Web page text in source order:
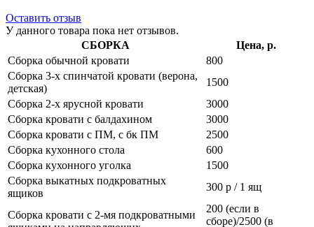
Оставить отзыв
У данного товара пока нет отзывов.
СБОРКА
Цена, р.
Сборка обычной кровати
800
Сборка 3-х спинчатой кровати (верона,
детская)
1500
Сборка 2-х ярусной кровати
3000
Сборка кровати с балдахином
3000
Сборка кровати с ПМ, с бк ПМ
2500
Сборка кухонного стола
600
Сборка кухонного уголка
1500
Сборка выкатных подкроватных
ящиков
300 р / 1 ящ
Сборка кровати с 2-мя подкроватными
200 (если в
сборе)/2500 (в